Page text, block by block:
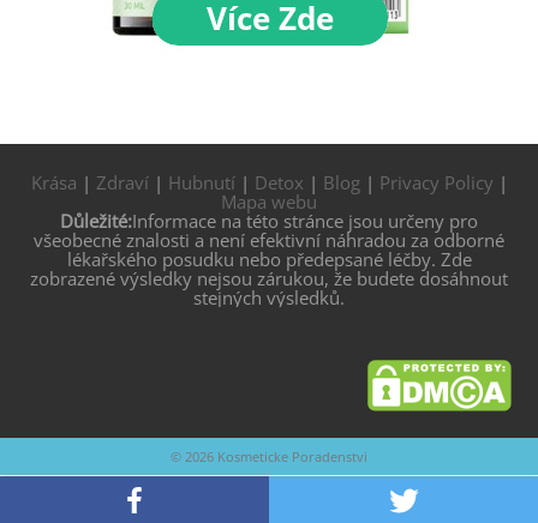
Krása | Zdraví| Hubnutí| Detox | Blog| Privacy Policy |
Mapa webu
Důležité:Informace na této stránce jsou určeny pro
všeobecné znalosti a není efektivní náhradou za odborné
lékařského posudku nebo předepsané léčby. Zde
zobrazené výsledky nejsou zárukou, že budete dosáhnout
stejných výsledků.
© 2026 Kosmeticke Poradenstvi